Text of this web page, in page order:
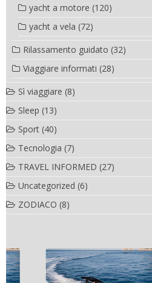
yacht a motore (120)
yacht a vela (72)
Rilassamento guidato (32)
Viaggiare informati (28)
Sì viaggiare (8)
Sleep (13)
Sport (40)
Tecnologia (7)
TRAVEL INFORMED (27)
Uncategorized (6)
ZODIACO (8)